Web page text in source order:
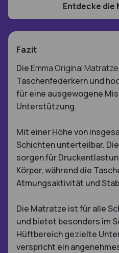
Entdecke die
Fazit
DieEmma Original Matratze
Taschenfederkern und
für eine ausgewogene
Unterstützung.
Mit einer Höhe von
Schichten unterteilbar.
sorgen für
Körper, während die
Atmungsaktivität und
Die Matratze ist für alle
und bietet besonders im
Hüftbereich gezielte
verspricht ein